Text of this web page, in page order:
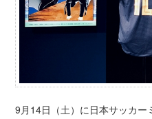
9月14日（土）に日本サッカー